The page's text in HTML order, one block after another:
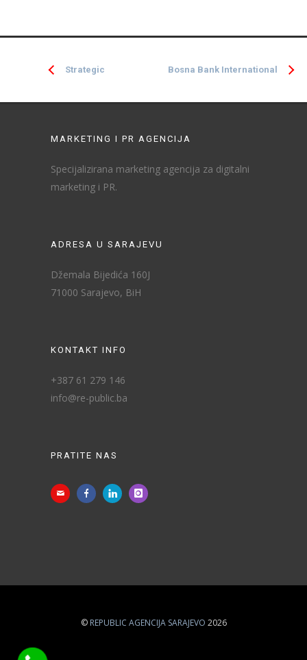
Strategic Bosna Bank International
MARKETING I PR AGENCIJA
Specijalizirana marketing agencija za digitalni
marketing i PR.
ADRESA U SARAJEVU
Džemala Bijedića 160J
71000 Sarajevo, BiH
KONTAKT INFO
+387 61 279 146
info@re-public.ba
PRATITE NAS
© REPUBLIC AGENCIJA SARAJEVO 2026